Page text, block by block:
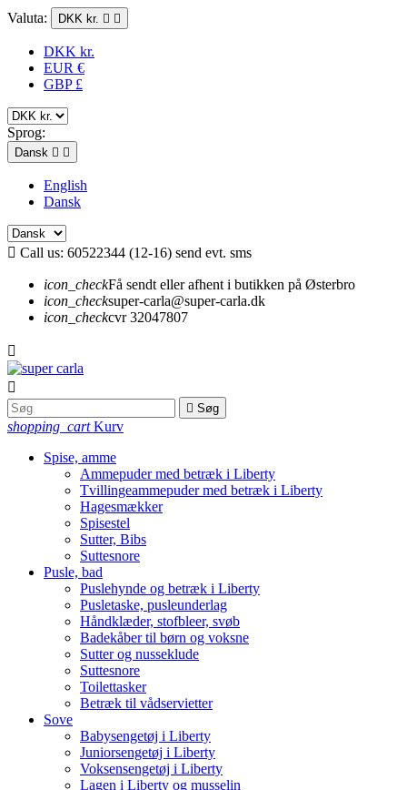
Valuta: DKK kr.  
DKK kr.
EUR €
GBP £
Sprog:
Dansk  
English
Dansk
 Call us: 60522344 (12-16) send evt. sms
icon_checkFå sendt eller afhent i butikken på Østerbro
icon_checksuper-carla@super-carla.dk
icon_checkcvr 32047807


 Søg
shopping_cart Kurv
Spise, amme
Ammepuder med betræk i Liberty
Tvillingeammepuder med betræk i Liberty
Hagesmækker
Spisestel
Sutter, Bibs
Suttesnore
Pusle, bad
Puslehynde og betræk i Liberty
Pusletaske, pusleunderlag
Håndklæder, stofbleer, svøb
Badekåber til børn og voksne
Sutter og nusseklude
Suttesnore
Toilettasker
Betræk til vådservietter
Sove
Babysengetøj i Liberty
Juniorsengetøj i Liberty
Voksensengetøj i Liberty
Lagen i Liberty og musselin